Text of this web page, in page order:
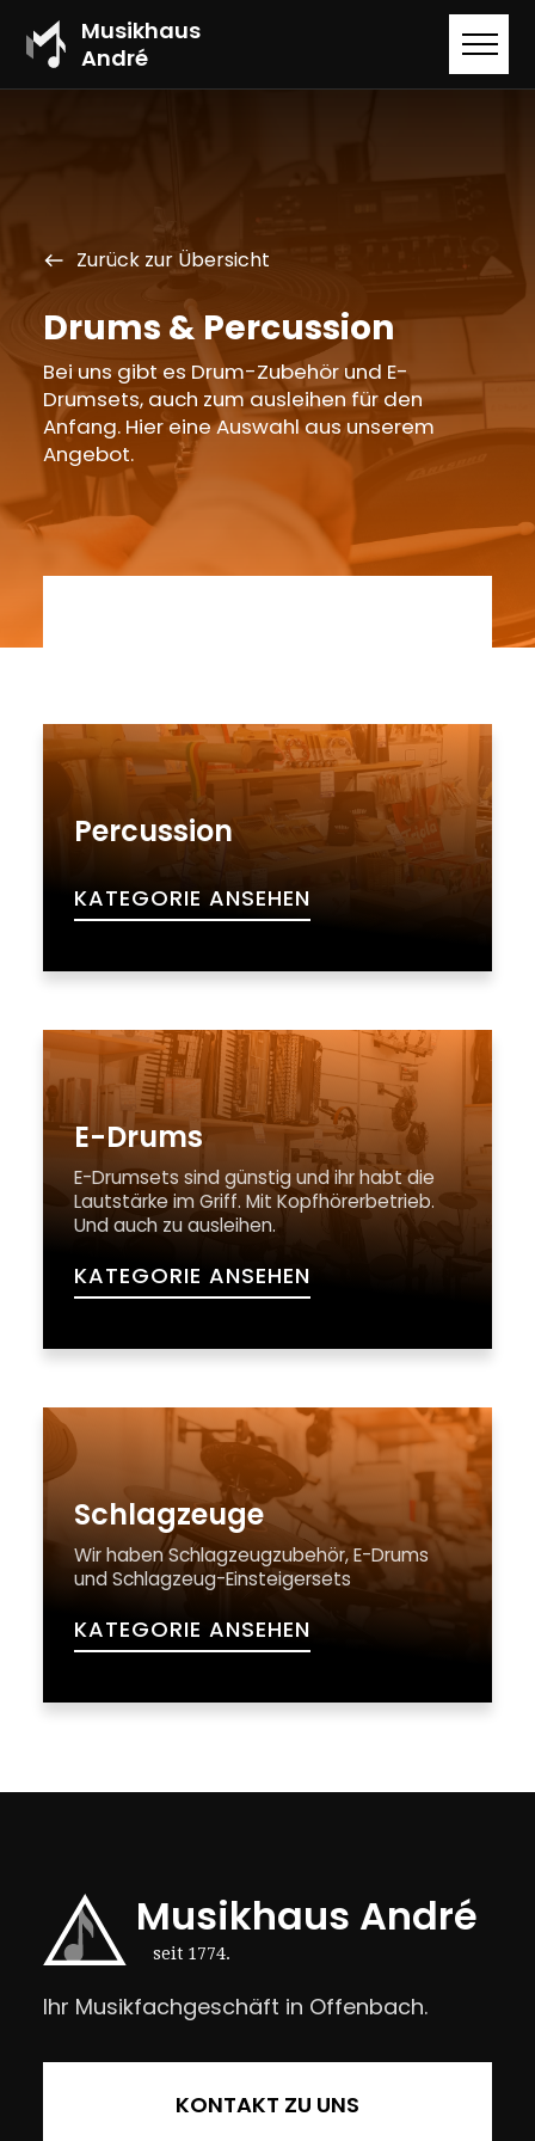
Musikhaus
André
west Zurück zur Übersicht
Drums & Percussion
Bei uns gibt es Drum-Zubehör und E-
Drumsets, auch zum ausleihen für den
Anfang. Hier eine Auswahl aus unserem
Angebot.
Percussion
KATEGORIE ANSEHEN
E-Drums
E-Drumsets sind günstig und ihr habt die
Lautstärke im Griff. Mit Kopfhörerbetrieb.
Und auch zu ausleihen.
KATEGORIE ANSEHEN
Schlagzeuge
Wir haben Schlagzeugzubehör, E-Drums
und Schlagzeug-Einsteigersets
KATEGORIE ANSEHEN
Musikhaus André
seit 1774.
Ihr Musikfachgeschäft in Offenbach.
KONTAKT ZU UNS